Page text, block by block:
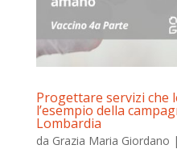
Progettare servizi che
l’esempio della
Lombardia
da Grazia Maria Giordano |